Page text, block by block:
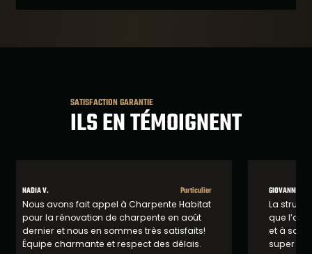
SATISFACTION GARANTIE
ILS EN TÉMOIGNENT
GIOVANNI L. Particulier
La structure est encore plus belle que ce
que l’on imaginait. Encore merci à Nathan
et à son équipe pour leurs conseils et leur
super travail!
PHILIPPE
les